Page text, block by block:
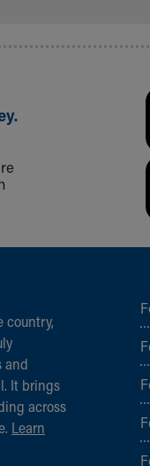
country,
and
It brings
across
Learn